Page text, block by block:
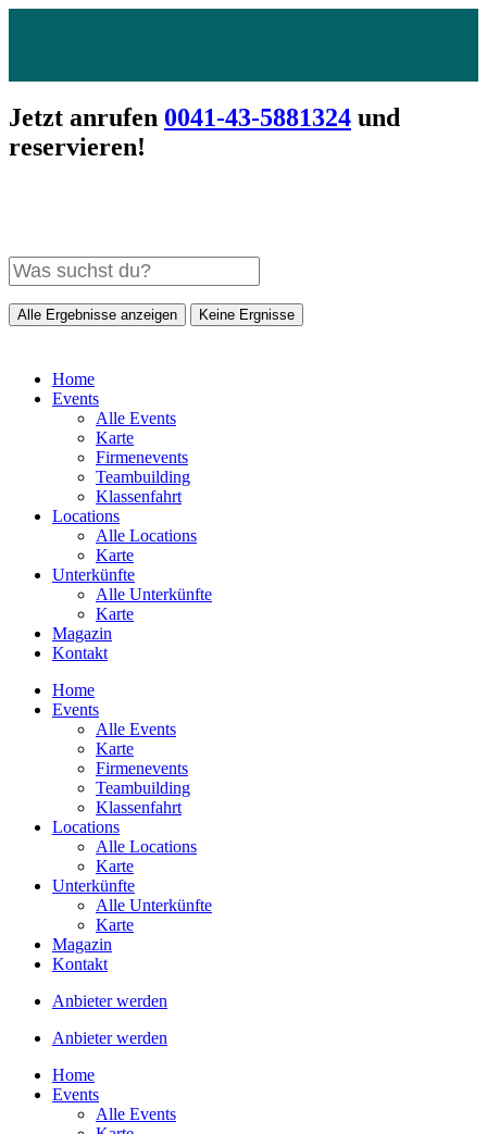
Jetzt anrufen 0041-43-5881324 und
reservieren!
Alle Ergebnisse anzeigen Keine Ergnisse
Home
Events
Alle Events
Karte
Firmenevents
Teambuilding
Klassenfahrt
Locations
Alle Locations
Karte
Unterkünfte
Alle Unterkünfte
Karte
Magazin
Kontakt
Home
Events
Alle Events
Karte
Firmenevents
Teambuilding
Klassenfahrt
Locations
Alle Locations
Karte
Unterkünfte
Alle Unterkünfte
Karte
Magazin
Kontakt
Anbieter werden
Anbieter werden
Home
Events
Alle Events